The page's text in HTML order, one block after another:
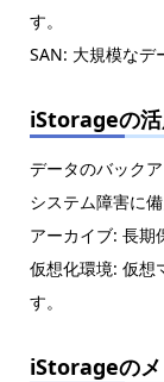
す。
SAN: 大規模なデ
iStorageの
データのバック
システム障害に備
アーカイブ: 長期
仮想化環境: 仮想
す。
iStorageのメ